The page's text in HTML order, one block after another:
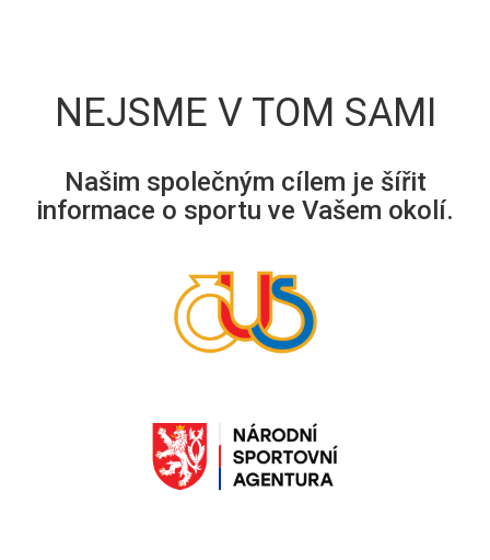
NEJSME V TOM SAMI
Našim společným cílem je šířit
informace o sportu ve Vašem okolí.